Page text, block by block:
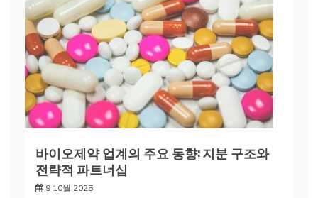
바이오제약 업계의 주요 동향: 지분 구조와
전략적 파트너십
9 10월 2025